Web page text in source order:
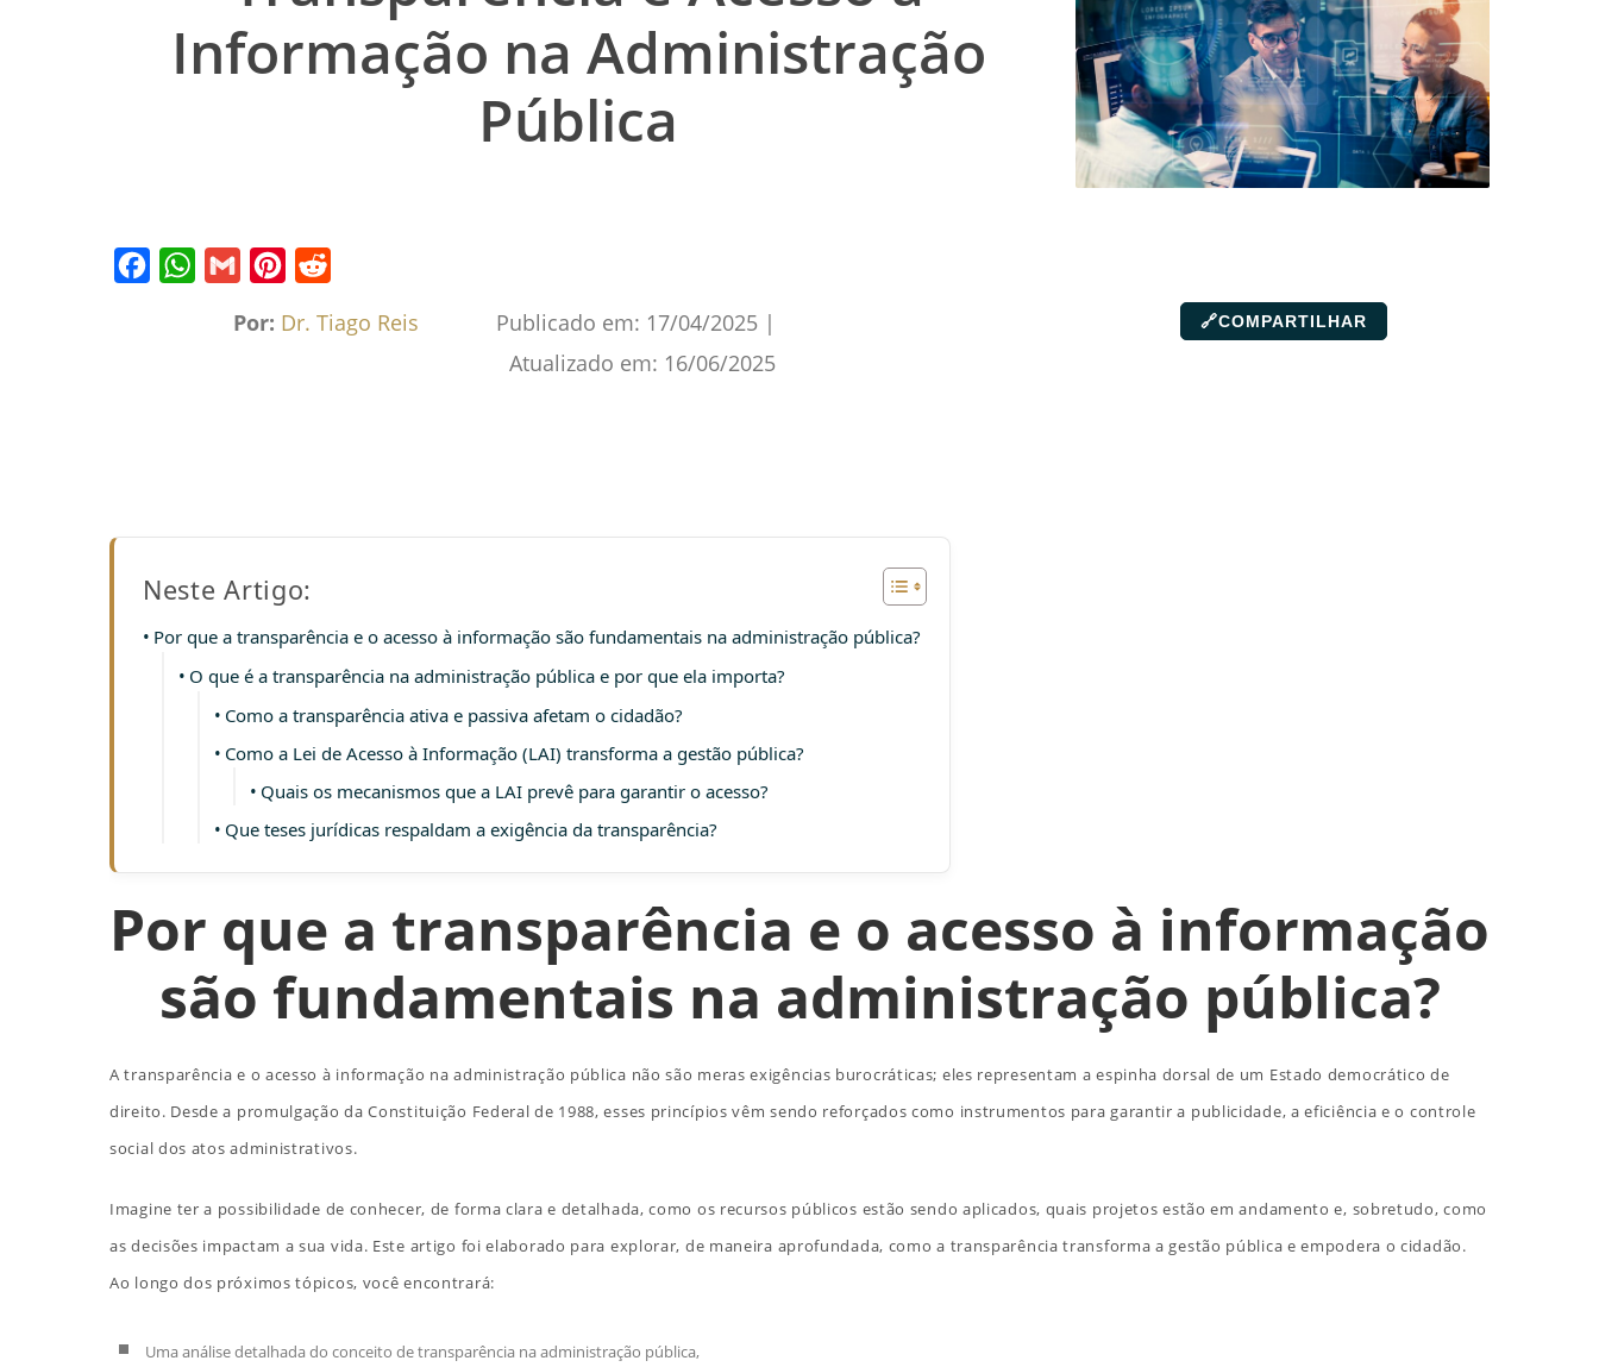
Informação na Administração
Pública
Por: Dr. Tiago Reis Publicado em: 17/04/2025 |
Atualizado em: 16/06/2025
🔗COMPARTILHAR
Neste Artigo:
Por que a transparência e o acesso à informação são fundamentais na administração pública?
O que é a transparência na administração pública e por que ela importa?
Como a transparência ativa e passiva afetam o cidadão?
Como a Lei de Acesso à Informação (LAI) transforma a gestão pública?
Quais os mecanismos que a LAI prevê para garantir o acesso?
Que teses jurídicas respaldam a exigência da transparência?
Por que a transparência e o acesso à informação
são fundamentais na administração pública?
A transparência e o acesso à informação na administração pública não são meras exigências burocráticas; eles representam a espinha dorsal de um Estado democrático de
direito. Desde a promulgação da Constituição Federal de 1988, esses princípios vêm sendo reforçados como instrumentos para garantir a publicidade, a eficiência e o controle
social dos atos administrativos.
Imagine ter a possibilidade de conhecer, de forma clara e detalhada, como os recursos públicos estão sendo aplicados, quais projetos estão em andamento e, sobretudo, como
as decisões impactam a sua vida. Este artigo foi elaborado para explorar, de maneira aprofundada, como a transparência transforma a gestão pública e empodera o cidadão.
Ao longo dos próximos tópicos, você encontrará:
Uma análise detalhada do conceito de transparência na administração pública,